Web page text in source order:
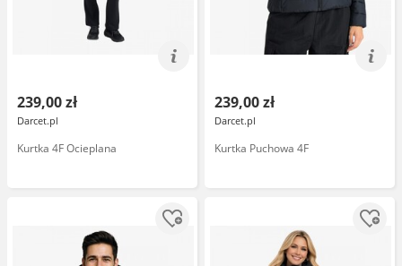
239,00 zł
Darcet.pl
Kurtka 4F Ocieplana
239,00 zł
Darcet.pl
Kurtka Puchowa 4F